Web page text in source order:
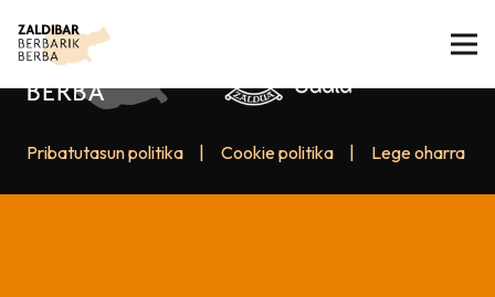
Pribatutasun politika Cookie politika Lege oharra